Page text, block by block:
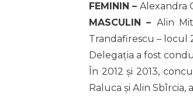
FEMININ – Alexandra
MASCULIN – Alin
Trandafirescu – locul
Delegația a fost
În 2012 și 2013,
Raluca și Alin Sbîrcia,